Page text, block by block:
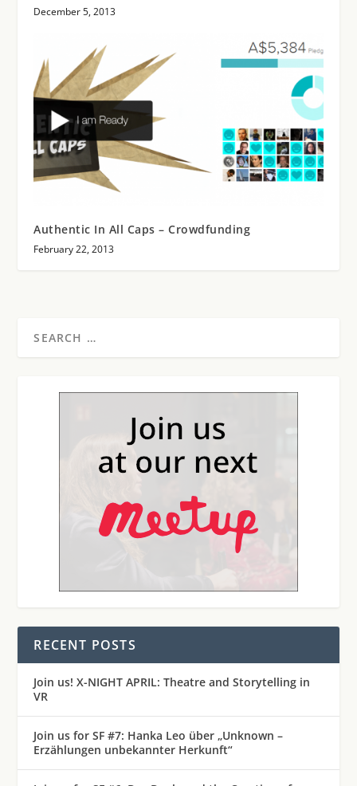
December 5, 2013
Authentic In All Caps – Crowdfunding
February 22, 2013
RECENT POSTS
Join us! X-NIGHT APRIL: Theatre and Storytelling in
VR
Join us for SF #7: Hanka Leo über „Unknown –
Erzählungen unbekannter Herkunft“